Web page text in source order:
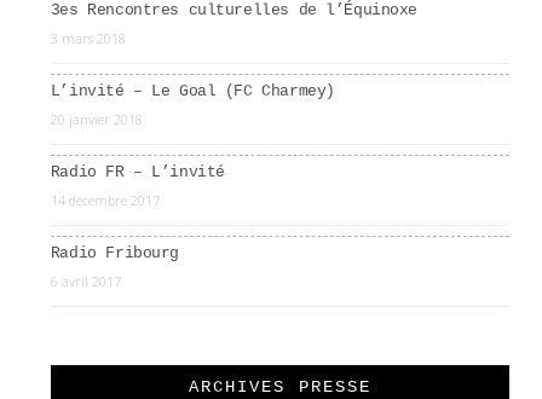
3es Rencontres culturelles de l’Équinoxe
3 mars 2018
L’invité – Le Goal (FC Charmey)
20 janvier 2018
Radio FR – L’invité
14 décembre 2017
Radio Fribourg
6 avril 2017
ARCHIVES PRESSE